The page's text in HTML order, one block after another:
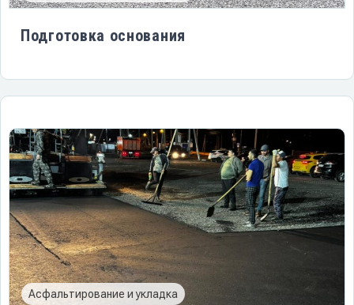
Подготовка основания
Асфальтирование и укладка